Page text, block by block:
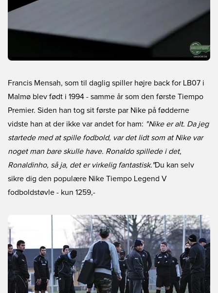
Francis Mensah, som til daglig spiller højre back for LB07 i
Malmø blev født i 1994 - samme år som den første Tiempo
Premier. Siden han tog sit første par Nike på fødderne
vidste han at der ikke var andet for ham: "Nike er alt. Da jeg
startede med at spille fodbold, var det lidt som at Nike var
noget man bare skulle have. Ronaldo spillede i det,
Ronaldinho, så ja, det er virkelig fantastisk."Du kan selv
sikre dig den populære Nike Tiempo Legend V
fodboldstøvle - kun 1259,-